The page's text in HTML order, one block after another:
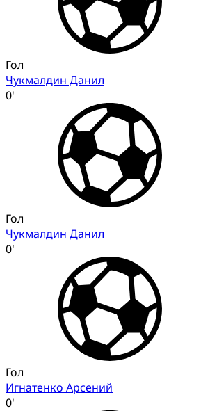
Гол
Чукмалдин Данил
0'
Гол
Чукмалдин Данил
0'
Гол
Игнатенко Арсений
0'